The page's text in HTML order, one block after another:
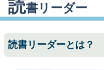
読書リーダー
読書リーダーとは？